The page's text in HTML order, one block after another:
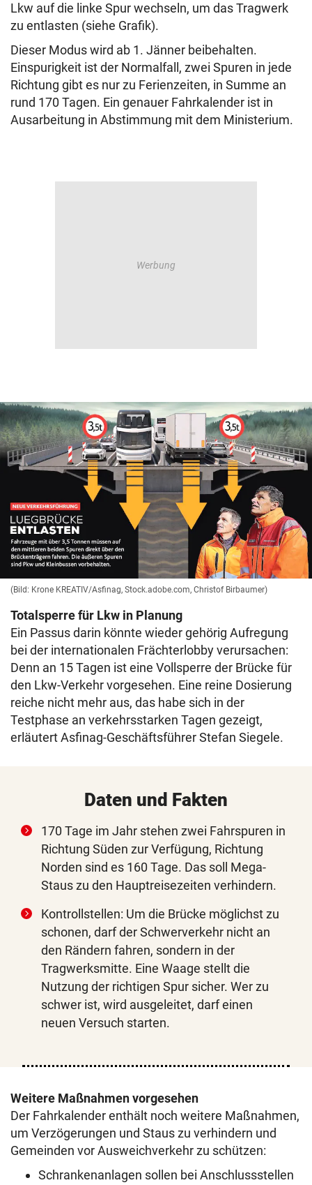
Lkw auf die linke Spur wechseln, um das Tragwerk
zu entlasten (siehe Grafik).
Dieser Modus wird ab 1. Jänner beibehalten.
Einspurigkeit ist der Normalfall, zwei Spuren in jede
Richtung gibt es nur zu Ferienzeiten, in Summe an
rund 170 Tagen. Ein genauer Fahrkalender ist in
Ausarbeitung in Abstimmung mit dem Ministerium.
(Bild: Krone KREATIV/Asfinag, Stock.adobe.com, Christof Birbaumer)
Totalsperre für Lkw in Planung
Ein Passus darin könnte wieder gehörig Aufregung
bei der internationalen Frächterlobby verursachen:
Denn an 15 Tagen ist eine Vollsperre der Brücke für
den Lkw-Verkehr vorgesehen. Eine reine Dosierung
reiche nicht mehr aus, das habe sich in der
Testphase an verkehrsstarken Tagen gezeigt,
erläutert Asfinag-Geschäftsführer Stefan Siegele.
Daten und Fakten
170 Tage im Jahr stehen zwei Fahrspuren in
Richtung Süden zur Verfügung, Richtung
Norden sind es 160 Tage. Das soll Mega-
Staus zu den Hauptreisezeiten verhindern.
Kontrollstellen: Um die Brücke möglichst zu
schonen, darf der Schwerverkehr nicht an
den Rändern fahren, sondern in der
Tragwerksmitte. Eine Waage stellt die
Nutzung der richtigen Spur sicher. Wer zu
schwer ist, wird ausgeleitet, darf einen
neuen Versuch starten.
Weitere Maßnahmen vorgesehen
Der Fahrkalender enthält noch weitere Maßnahmen,
um Verzögerungen und Staus zu verhindern und
Gemeinden vor Ausweichverkehr zu schützen:
Schrankenanlagen sollen bei Anschlussstellen